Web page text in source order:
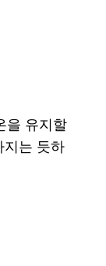
을 유지할
지는 듯하